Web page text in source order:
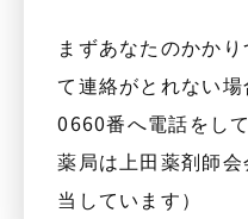
まずあなたのかか
て連絡がとれない
0660番へ電話をし
薬局は上田薬剤師
当しています）